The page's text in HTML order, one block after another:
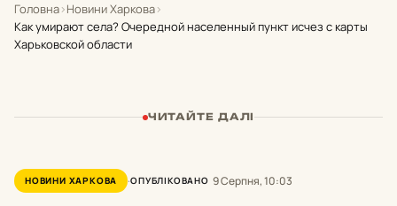
Головна›Новини Харкова›
Как умирают села? Очередной населенный пункт исчез с карты
Харьковской области
ЧИТАЙТЕ ДАЛІ
НОВИНИ ХАРКОВА ОПУБЛІКОВАНО 9 Серпня, 10:03